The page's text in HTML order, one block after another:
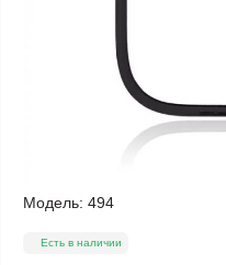
Модель: 494
Есть в наличии